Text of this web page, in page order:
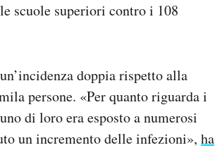
scuole superiori contro i 108
doppia rispetto alla
persone. «Per quanto riguarda i
di loro era esposto a numerosi
un incremento delle infezioni», ha